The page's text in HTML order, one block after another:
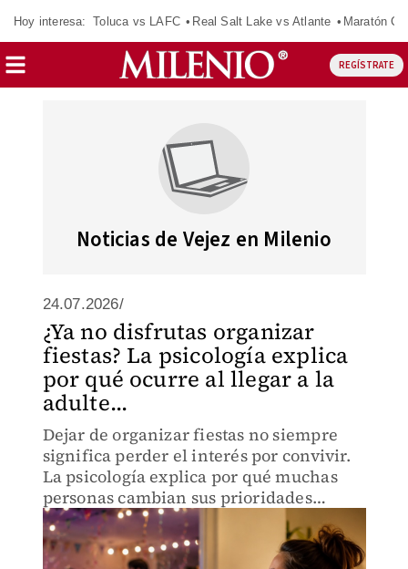
Hoy interesa: Toluca vs LAFC Real Salt Lake vs Atlante Maratón
REGÍSTRATE
Noticias de Vejez en Milenio
24.07.2026/
¿Ya no disfrutas organizar
fiestas? La psicología explica
por qué ocurre al llegar a la
adulte...
Dejar de organizar fiestas no siempre
significa perder el interés por convivir.
La psicología explica por qué muchas
personas cambian sus prioridades
sociales.